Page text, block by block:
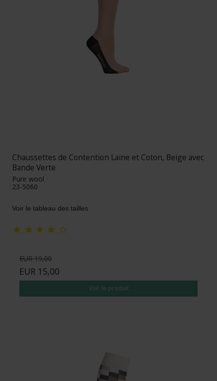
Chaussettes de Contention Laine et Coton, Beige avec
Bande Verte
Pure wool
23-5060
Voir le tableau des tailles
EUR 19,00
EUR 15,00
Voir le produit